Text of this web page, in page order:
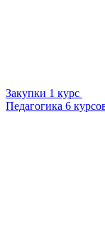
Закупки 1 курс
Педагогика 6